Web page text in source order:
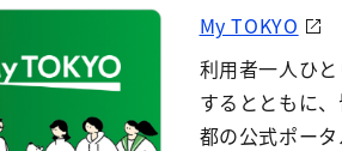
My TOKYO
利用者一人ひ
するとともに
都の公式ポータ